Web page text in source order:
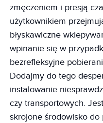
zmęczeniem i presją
użytkownikiem
błyskawiczne
wpinanie się w
bezrefleksyjne
Dodajmy do tego
instalowanie
czy transportowych.
skrojone środowisko do